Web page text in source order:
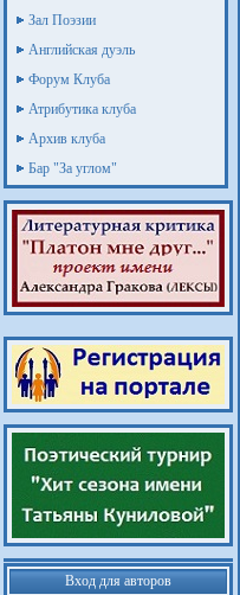
Зал Поэзии
Английская дуэль
Форум Клуба
Атрибутика клуба
Архив клуба
Бар "За углом"
Вход для авторов